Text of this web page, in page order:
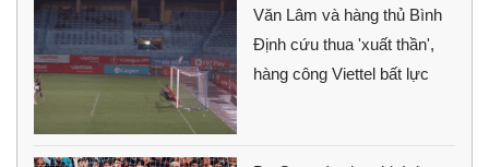
Văn Lâm và hàng thủ Bình
Định cứu thua 'xuất thần',
hàng công Viettel bất lực